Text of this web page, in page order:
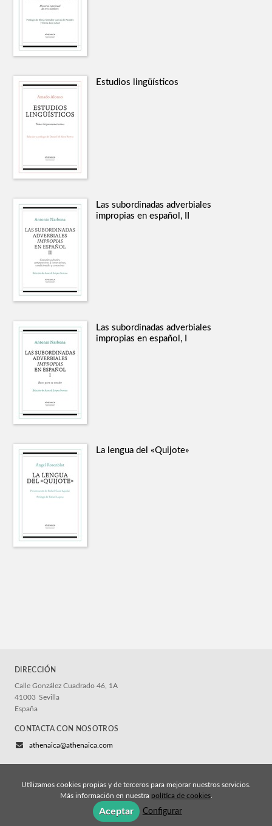
Estudios lingüísticos
Las subordinadas adverbiales
impropias en español, II
Las subordinadas adverbiales
impropias en español, I
La lengua del «Quijote»
DIRECCIÓN
Calle González Cuadrado 46, 1A
41003 Sevilla
España
CONTACTA CON NOSOTROS
athenaica@athenaica.com
© 2026, Athenaica Ediciones
Política de cookies
Política de privacidad
Utilizamos cookies propias y de terceros para mejorar nuestros servicios.
Más información en nuestra política de cookies.
Aceptar Configurar